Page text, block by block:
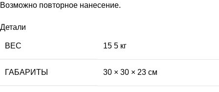
Возможно повторное нанесение.
Детали
ВЕС 15 5 кг
ГАБАРИТЫ 30 × 30 × 23 см